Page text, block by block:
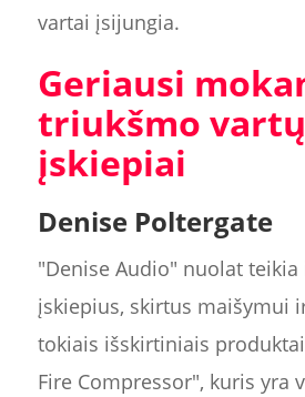
vartai įsijungia.
Geriausi
triukšmo vartų
įskiepiai
Denise Poltergate
"Denise Audio" nuolat
įskiepius, skirtus maišymui
tokiais išskirtiniais
Fire Compressor", kuris yra